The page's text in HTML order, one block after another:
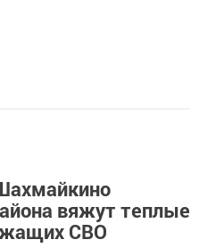
вяжут теплые
СВО